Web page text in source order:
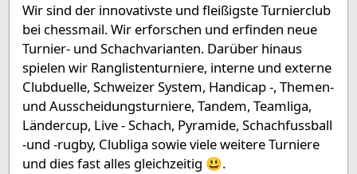
Wir sind der innovativste und fleißigste Turnierclub
bei chessmail. Wir erforschen und erfinden neue
Turnier- und Schachvarianten. Darüber hinaus
spielen wir Ranglistenturniere, interne und externe
Clubduelle, Schweizer System, Handicap -, Themen-
und Ausscheidungsturniere, Tandem, Teamliga,
Ländercup, Live - Schach, Pyramide, Schachfussball
-und -rugby, Clubliga sowie viele weitere Turniere
und dies fast alles gleichzeitig 😃.